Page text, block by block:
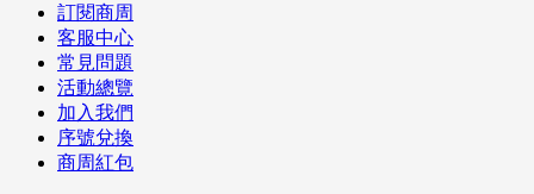
訂閱商周
客服中心
常見問題
活動總覽
加入我們
序號兌換
商周紅包